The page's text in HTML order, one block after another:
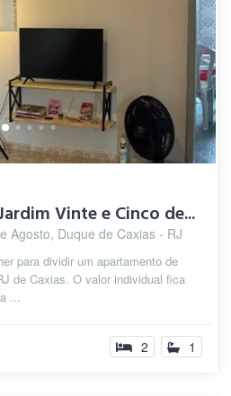
Vinte e Cinco de...
Agosto, Duque de Caxias - RJ
para dividir um apartamento de
de Caxias. O valor individual fica
...
2 1